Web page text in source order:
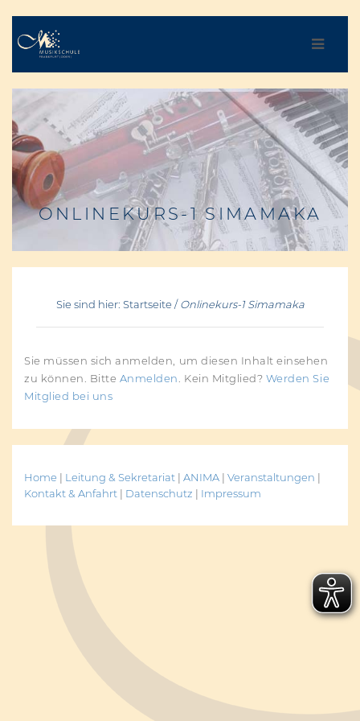
ONLINEKURS-1 SIMAMAKA
Sie sind hier: Startseite Onlinekurs-1 Simamaka
Sie müssen sich anmelden, um diesen Inhalt einsehen
zu können. Bitte Anmelden . Kein Mitglied? Werden Sie
Mitglied bei uns
Home | Leitung & Sekretariat | ANIMA | Veranstaltungen |
Kontakt & Anfahrt | Datenschutz | Impressum